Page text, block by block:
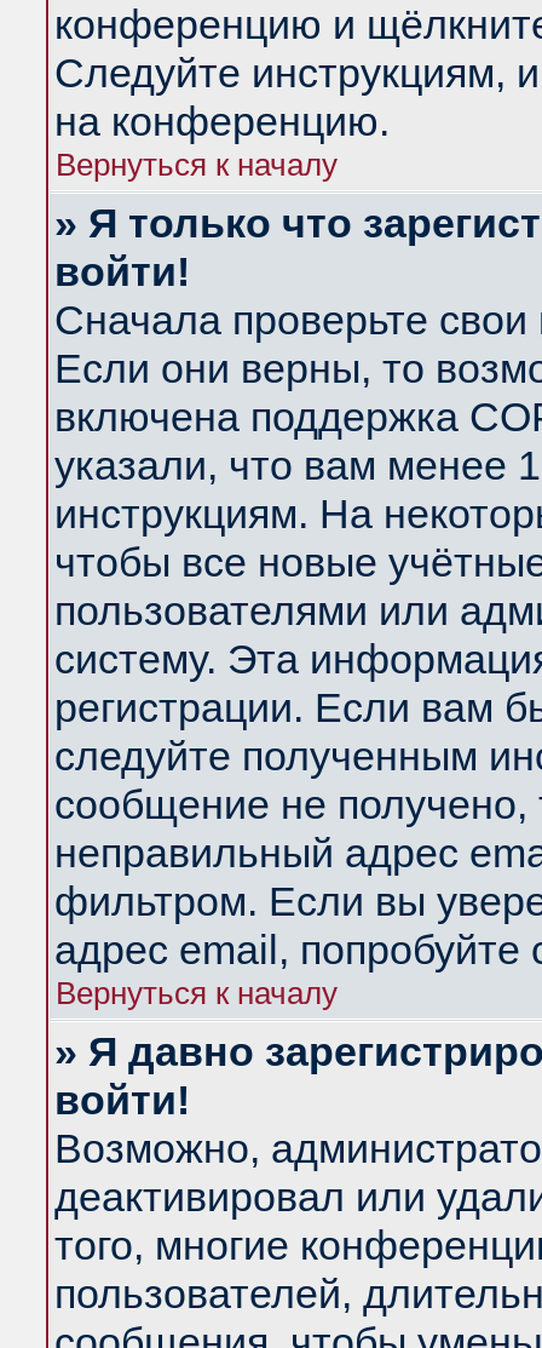
конференцию и
Следуйте инструкциям,
на конференцию.
Вернуться к началу
» Я только что
войти!
Сначала проверьте
Если они верны, то
включена поддержка
указали, что вам менее
инструкциям. На
чтобы все новые
пользователями или
систему. Эта
регистрации. Если вам
следуйте полученным
сообщение не получено,
неправильный адрес
фильтром. Если вы
адрес email, попробуйте
Вернуться к началу
» Я давно
войти!
Возможно,
деактивировал или
того, многие
пользователей,